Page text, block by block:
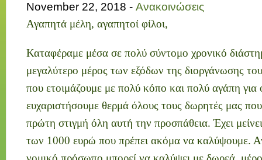
November 22, 2018 - Ανακοινώσεις
Αγαπητά μέλη, αγαπητοί φίλοι,
Καταφέραμε μέσα σε πολύ σύντομο χρονικό
μεγαλύτερο μέρος των εξόδων της διοργάνωσης
που ετοιμάζουμε με πολύ κόπο και πολύ αγάπη
ευχαριστήσουμε θερμά όλους τους δωρητές μας
πρώτη στιγμή όλη αυτή την προσπάθεια. Έχει
των 1000 ευρώ που πρέπει ακόμα να καλύψουμε.